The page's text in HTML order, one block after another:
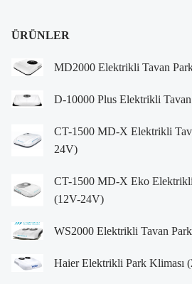
ÜRÜNLER
MD2000 Elektrikli Tavan
D-10000 Plus Elektrikli
CT-1500 MD-X Elektrikli
24V)
CT-1500 MD-X Eko Elektrikli
(12V-24V)
WS2000 Elektrikli Tavan
Haier Elektrikli Park Kliması